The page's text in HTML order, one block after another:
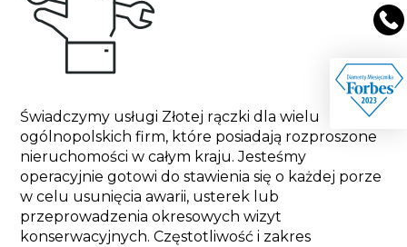
Świadczymy usługi Złotej rączki dla wielu
ogólnopolskich firm, które posiadają rozproszone
nieruchomości w całym kraju. Jesteśmy
operacyjnie gotowi do stawienia się o każdej porze
w celu usunięcia awarii, usterek lub
przeprowadzenia okresowych wizyt
konserwacyjnych. Częstotliwość i zakres